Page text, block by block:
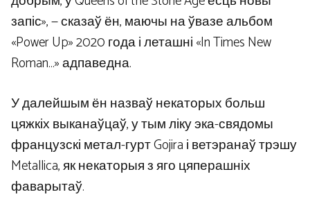
запіс», — сказаў ён, маючы на ​​ўвазе альбом
«Power Up» 2020 года і леташні «In Times New
Roman…» адпаведна.
У далейшым ён назваў некаторых больш
цяжкіх выканаўцаў, у тым ліку эка-свядомы
французскі метал-гурт Gojira і ветэранаў трэшу
Metallica, як некаторыя з яго цяперашніх
фаварытаў.